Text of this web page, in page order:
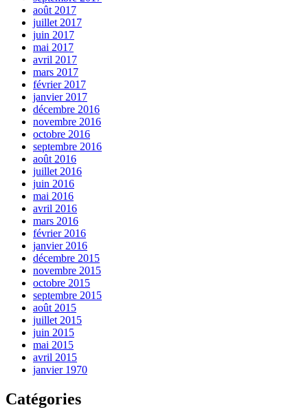
août 2017
juillet 2017
juin 2017
mai 2017
avril 2017
mars 2017
février 2017
janvier 2017
décembre 2016
novembre 2016
octobre 2016
septembre 2016
août 2016
juillet 2016
juin 2016
mai 2016
avril 2016
mars 2016
février 2016
janvier 2016
décembre 2015
novembre 2015
octobre 2015
septembre 2015
août 2015
juillet 2015
juin 2015
mai 2015
avril 2015
janvier 1970
Catégories